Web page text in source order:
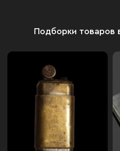
Подборки товаров